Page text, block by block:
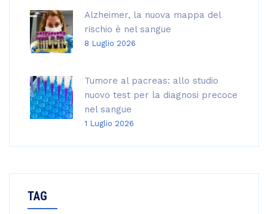
Alzheimer, la nuova mappa del
rischio è nel sangue
8 Luglio 2026
Tumore al pacreas: allo studio
nuovo test per la diagnosi precoce
nel sangue
1 Luglio 2026
TAG